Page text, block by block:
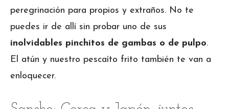
peregrinación para propios y extraños. No te
puedes ir de allí sin probar uno de sus
inolvidables pinchitos de gambas o de pulpo.
El atún y nuestro pescaíto frito también te van a
enloquecer.